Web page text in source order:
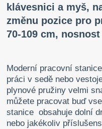
klávesnici a myš,
změnu pozice pro
70-109 cm, nosnost
Moderní pracovní
práci v sedě nebo
plynové pružiny velmi
můžete pracovat buď
stanice obsahuje dolní
nebo jakékoliv